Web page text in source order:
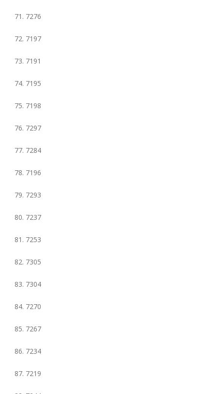
71. 7276
72. 7197
73. 7191
74. 7195
75. 7198
76. 7297
77. 7284
78. 7196
79. 7293
80. 7237
81. 7253
82. 7305
83. 7304
84. 7270
85. 7267
86. 7234
87. 7219